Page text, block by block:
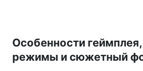
Особенности
режимы и сюжетный